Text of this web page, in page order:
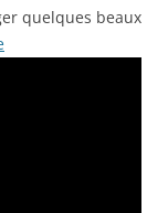
quelques beaux